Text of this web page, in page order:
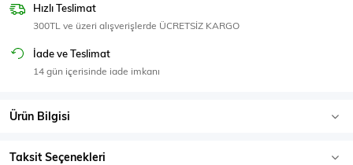
Eşofman Üstü
Hızlı Teslimat
300TL ve üzeri alışverişlerde ÜCRETSİZ KARGO
İade ve Teslimat
14 gün içerisinde iade imkanı
Ürün Bilgisi
Taksit Seçenekleri